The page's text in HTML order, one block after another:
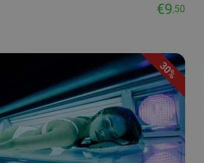
€9,50
30%